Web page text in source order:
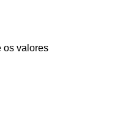
os valores